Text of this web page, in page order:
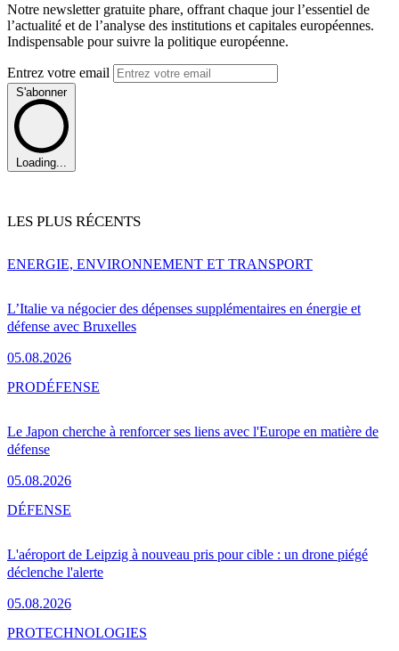
Notre newsletter gratuite phare, offrant chaque jour l’essentiel de
l’actualité et de l’analyse des institutions et capitales européennes.
Indispensable pour suivre la politique européenne.
Entrez votre email
S'abonner
Loading...
LES PLUS RÉCENTS
L’Italie va négocier des dépenses supplémentaires en énergie et
défense avec Bruxelles
05.08.2026
ENERGIE, ENVIRONNEMENT ET TRANSPORT
Le Japon cherche à renforcer ses liens avec l'Europe en matière de
défense
05.08.2026
PRODÉFENSE
L'aéroport de Leipzig à nouveau pris pour cible : un drone piégé
déclenche l'alerte
05.08.2026
DÉFENSE
PROTECHNOLOGIES